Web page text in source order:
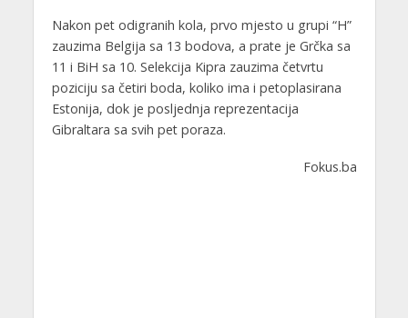
Nakon pet odigranih kola, prvo mjesto u grupi “H”
zauzima Belgija sa 13 bodova, a prate je Grčka sa
11 i BiH sa 10. Selekcija Kipra zauzima četvrtu
poziciju sa četiri boda, koliko ima i petoplasirana
Estonija, dok je posljednja reprezentacija
Gibraltara sa svih pet poraza.
Fokus.ba